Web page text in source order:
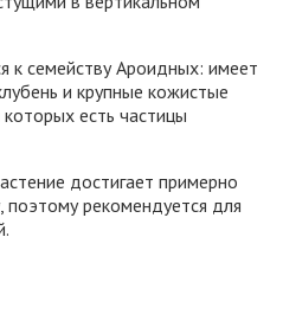
к семейству Ароидных: имеет
и крупные кожистые
есть частицы
достигает примерно
рекомендуется для